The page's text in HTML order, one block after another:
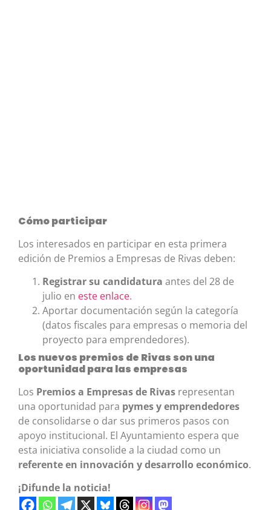
Cómo participar
Los interesados en participar en esta primera
edición de Premios a Empresas de Rivas deben:
Registrar su candidatura antes del 28 de
julio en este enlace.
Aportar documentación según la categoría
(datos fiscales para empresas o memoria del
proyecto para emprendedores).
Los nuevos premios de Rivas son una
oportunidad para las empresas
Los Premios a Empresas de Rivas representan
una oportunidad para pymes y emprendedores
de consolidarse o dar sus primeros pasos con
apoyo institucional. El Ayuntamiento espera que
esta iniciativa consolide a la ciudad como un
referente en innovación y desarrollo económico.
¡Difunde la noticia!